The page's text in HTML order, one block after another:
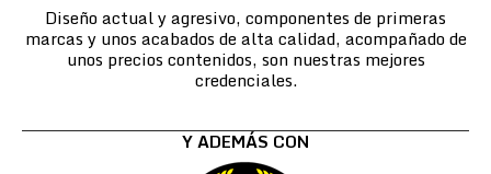
Diseño actual y agresivo, componentes de primeras
marcas y unos acabados de alta calidad, acompañado de
unos precios contenidos, son nuestras mejores
credenciales.
Y ADEMÁS CON